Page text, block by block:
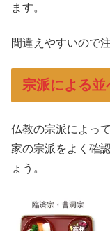
ます。
間違えやすいので
宗派による
仏教の宗派によっ
家の宗派をよく確
ょう。